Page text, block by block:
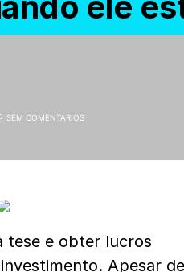
SEM COMENTÁRIOS
tese e obter lucros
Apesar